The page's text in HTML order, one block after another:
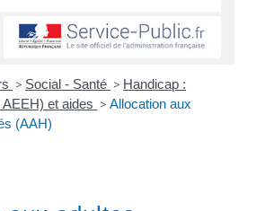
> Social - Santé > Handicap :
et aides > Allocation aux
(AAH)